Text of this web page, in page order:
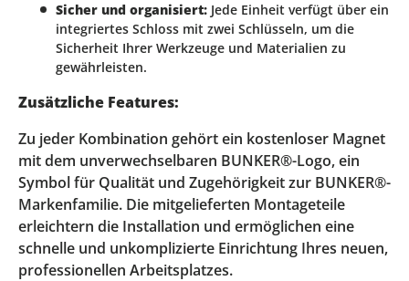
Sicher und organisiert: Jede Einheit verfügt über ein
integriertes Schloss mit zwei Schlüsseln, um die
Sicherheit Ihrer Werkzeuge und Materialien zu
gewährleisten.
Zusätzliche Features:
Zu jeder Kombination gehört ein kostenloser Magnet
mit dem unverwechselbaren BUNKER®-Logo, ein
Symbol für Qualität und Zugehörigkeit zur BUNKER®-
Markenfamilie. Die mitgelieferten Montageteile
erleichtern die Installation und ermöglichen eine
schnelle und unkomplizierte Einrichtung Ihres neuen,
professionellen Arbeitsplatzes.